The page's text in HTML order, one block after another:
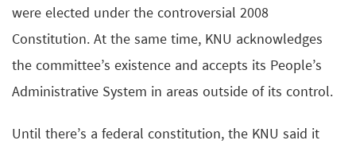
were elected under the controversial 2008
Constitution. At the same time, KNU acknowledges
the committee’s existence and accepts its People’s
Administrative System in areas outside of its control.
Until there’s a federal constitution, the KNU said it